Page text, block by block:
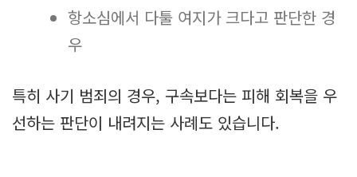
항소심에서 다툴 여지가 크다고 판단한 경
우
특히 사기 범죄의 경우, 구속보다는 피해 회복을 우
선하는 판단이 내려지는 사례도 있습니다.